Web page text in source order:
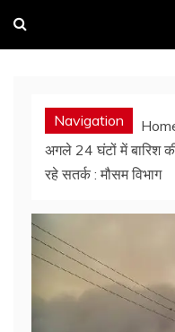
Navigation
अगले 24 घंटों में बारिश
रहे सतर्क : मौसम विभाग